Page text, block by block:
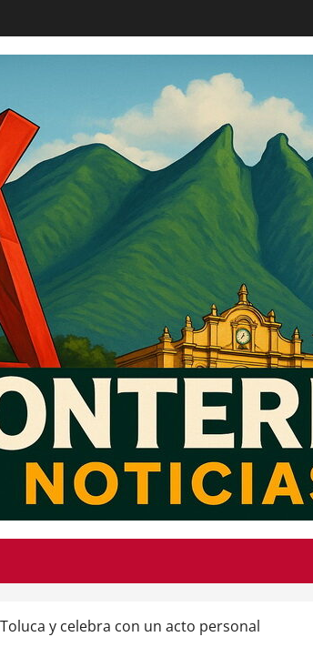
y celebra con un acto personal